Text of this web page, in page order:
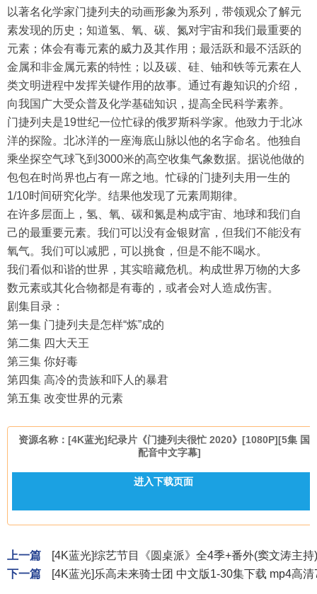
以著名化学家门捷列夫的动画形象为系列，带领观众了解元
素发现的历史；知道氢、氧、碳、氮对宇宙和我们最重要的
元素；体会有毒元素的威力及其作用；最活跃和最不活跃的
金属和非金属元素的特性；以及碳、硅、铀和铁等元素在人
类文明进程中发挥关键作用的故事。通过有趣知识的介绍，
向我国广大受众普及化学基础知识，提高全民科学素养。
门捷列夫是19世纪一位忙碌的俄罗斯科学家。他致力于北冰
洋的探险。北冰洋的一座海底山脉以他的名字命名。他独自
乘坐探空气球飞到3000米的高空收集气象数据。据说他做的
包包在时尚界也占有一席之地。忙碌的门捷列夫用一生的
1/10时间研究化学。结果他发现了元素周期律。
在许多层面上，氢、氧、碳和氮是构成宇宙、地球和我们自
己的最重要元素。我们可以没有金银财富，但我们不能没有
氧气。我们可以减肥，可以挑食，但是不能不喝水。
我们看似和谐的世界，其实暗藏危机。构成世界万物的大多
数元素或其化合物都是有毒的，或者会对人造成伤害。
剧集目录：
第一集 门捷列夫是怎样“炼”成的
第二集 四大天王
第三集 你好毒
第四集 高冷的贵族和吓人的暴君
第五集 改变世界的元素
资源名称：[4K蓝光]纪录片《门捷列夫很忙 2020》[1080P][5集 国
配音中文字幕]
进入下载页面
上一篇
[4K蓝光]综艺节目《圆桌派》全4季+番外(窦文涛主
下一篇
[4K蓝光]乐高未来骑士团 中文版1-30集下载 mp4高